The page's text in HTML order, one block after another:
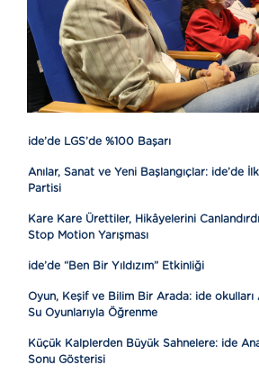
ide’de LGS’de %100 Başarı
Anılar, Sanat ve Yeni Başlangıçlar: ide’de
Partisi
Kare Kare Ürettiler, Hikâyelerini
Stop Motion Yarışması
ide’de “Ben Bir Yıldızım” Etkinliği
Oyun, Keşif ve Bilim Bir Arada: ide okulları
Su Oyunlarıyla Öğrenme
Küçük Kalplerden Büyük Sahnelere: ide
Sonu Gösterisi